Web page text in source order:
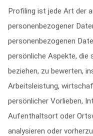
Profiling ist jede Art der
personenbezogener
personenbezogenen
persönliche Aspekte, die
beziehen, zu bewerten,
Arbeitsleistung,
persönlicher Vorlieben,
Aufenthaltsort oder
analysieren oder